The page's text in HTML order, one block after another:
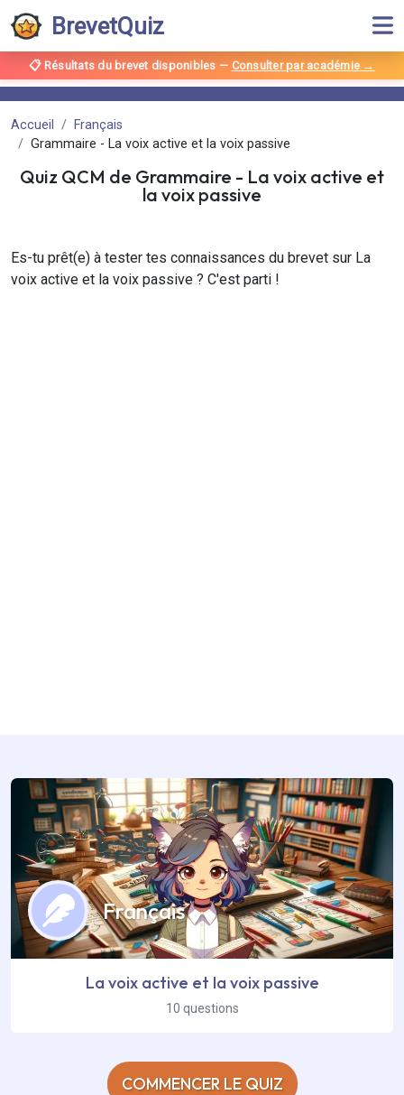
BrevetQuiz
📋 Résultats du brevet disponibles — Consulter par académie →
Accueil
Français
Grammaire - La voix active et la voix passive
Quiz QCM de Grammaire - La voix active et
la voix passive
Es-tu prêt(e) à tester tes connaissances du brevet sur La
voix active et la voix passive ? C'est parti !
Français
La voix active et la voix passive
10 questions
COMMENCER LE QUIZ